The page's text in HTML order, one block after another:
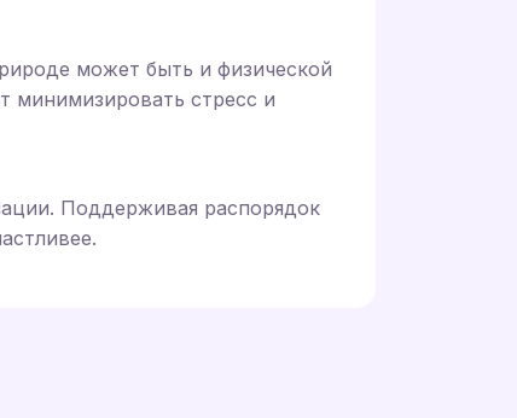
может быть и физической
минимизировать стресс и
Поддерживая распорядок